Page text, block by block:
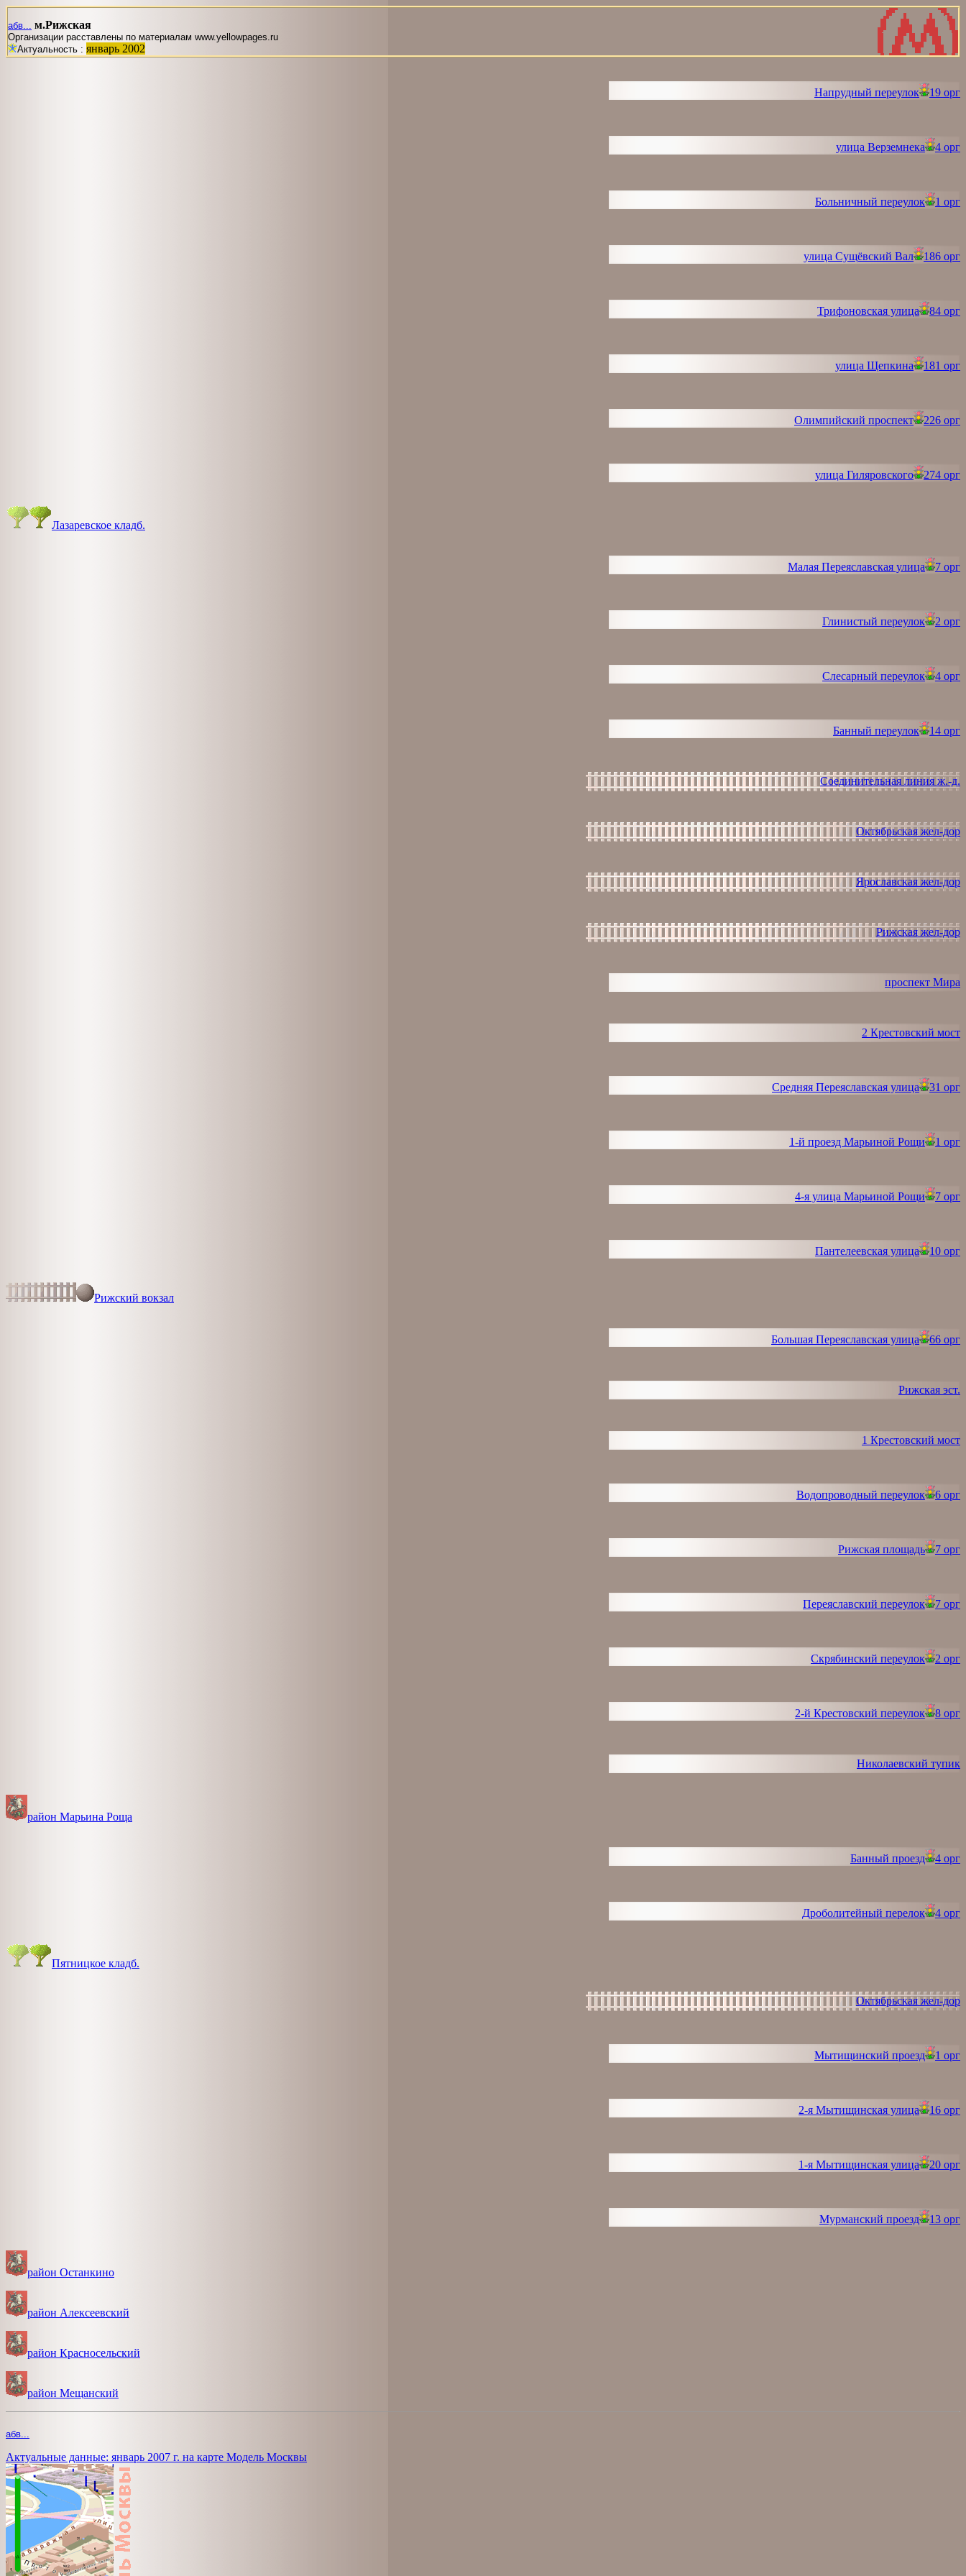
абв... м.Рижская
Организации расставлены по материалам www.yellowpages.ru
Актуальность : январь 2002
Напрудный переулок 19 орг
улица Верземнека 4 орг
Больничный переулок 1 орг
улица Сущёвский Вал 186 орг
Трифоновская улица 84 орг
улица Щепкина 181 орг
Олимпийский проспект 226 орг
улица Гиляровского 274 орг
Лазаревское кладб.
Малая Переяславская улица 7 орг
Глинистый переулок 2 орг
Слесарный переулок 4 орг
Банный переулок 14 орг
Соединительная линия ж.-д.
Октябрьская жел-дор
Ярославская жел-дор
Рижская жел-дор
проспект Мира
2 Крестовский мост
Средняя Переяславская улица 31 орг
1-й проезд Марьиной Рощи 1 орг
4-я улица Марьиной Рощи 7 орг
Пантелеевская улица 10 орг
Рижский вокзал
Большая Переяславская улица 66 орг
Рижская эст.
1 Крестовский мост
Водопроводный переулок 6 орг
Рижская площадь 7 орг
Переяславский переулок 7 орг
Скрябинский переулок 2 орг
2-й Крестовский переулок 8 орг
Николаевский тупик
район Марьина Роща
Банный проезд 4 орг
Дроболитейный перелок 4 орг
Пятницкое кладб.
Октябрьская жел-дор
Мытищинский проезд 1 орг
2-я Мытищинская улица 16 орг
1-я Мытищинская улица 20 орг
Мурманский проезд 13 орг
район Останкино
район Алексеевский
район Красносельский
район Мещанский
абв...
Актуальные данные: январь 2007 г. на карте Модель Москвы